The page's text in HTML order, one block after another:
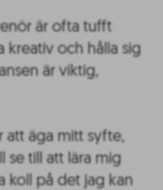
är ofta tufft
kreativ och hålla sig
är viktig,
att äga mitt syfte,
se till att lära mig
koll på det jag kan